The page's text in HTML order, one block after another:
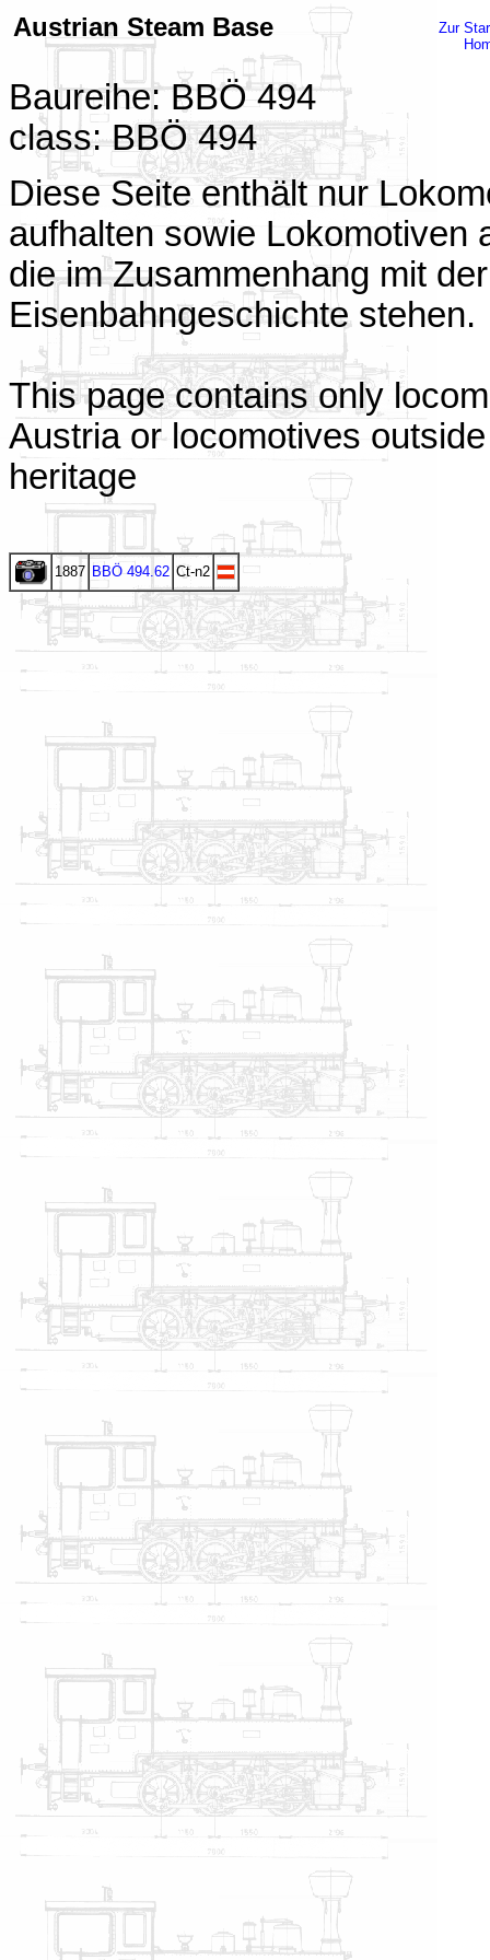
Austrian Steam Base
Zur
Baureihe: BBÖ 494
class: BBÖ 494
Diese Seite enthält nur
aufhalten sowie Lokomotiven
die im Zusammenhang mit
Eisenbahngeschichte stehen.
This page contains only
Austria or locomotives
heritage
1887 BBÖ 494.62 Ct-n2